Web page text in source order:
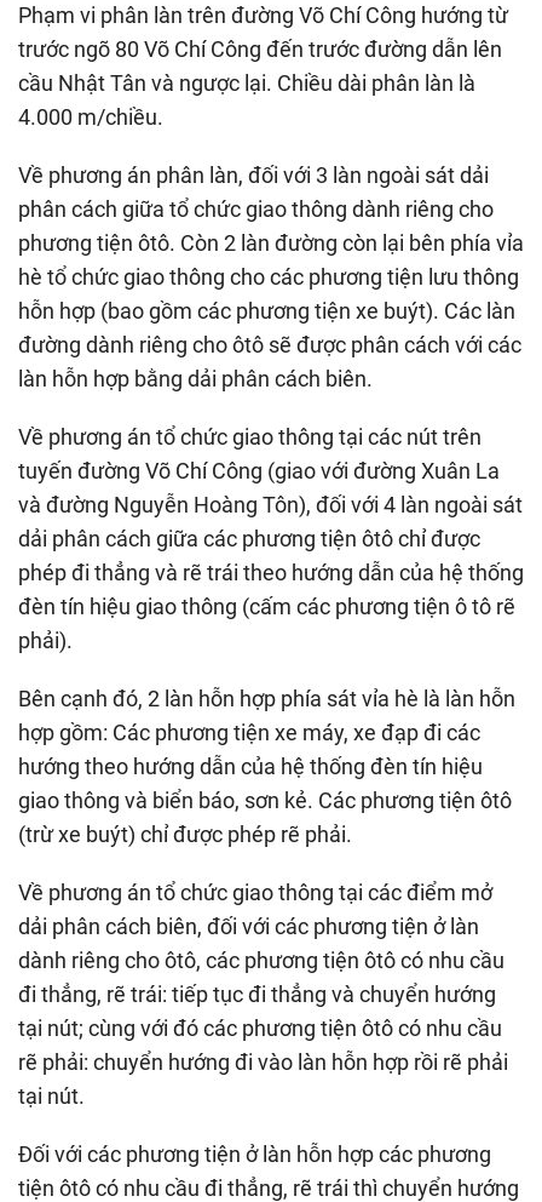
Phạm vi phân làn trên đường Võ Chí Công hướng từ
trước ngõ 80 Võ Chí Công đến trước đường dẫn lên
cầu Nhật Tân và ngược lại. Chiều dài phân làn là
4.000 m/chiều.
Về phương án phân làn, đối với 3 làn ngoài sát dải
phân cách giữa tổ chức giao thông dành riêng cho
phương tiện ôtô. Còn 2 làn đường còn lại bên phía vỉa
hè tổ chức giao thông cho các phương tiện lưu thông
hỗn hợp (bao gồm các phương tiện xe buýt). Các làn
đường dành riêng cho ôtô sẽ được phân cách với các
làn hỗn hợp bằng dải phân cách biên.
Về phương án tổ chức giao thông tại các nút trên
tuyến đường Võ Chí Công (giao với đường Xuân La
và đường Nguyễn Hoàng Tôn), đối với 4 làn ngoài sát
dải phân cách giữa các phương tiện ôtô chỉ được
phép đi thẳng và rẽ trái theo hướng dẫn của hệ thống
đèn tín hiệu giao thông (cấm các phương tiện ô tô rẽ
phải).
Bên cạnh đó, 2 làn hỗn hợp phía sát vỉa hè là làn hỗn
hợp gồm: Các phương tiện xe máy, xe đạp đi các
hướng theo hướng dẫn của hệ thống đèn tín hiệu
giao thông và biển báo, sơn kẻ. Các phương tiện ôtô
(trừ xe buýt) chỉ được phép rẽ phải.
Về phương án tổ chức giao thông tại các điểm mở
dải phân cách biên, đối với các phương tiện ở làn
dành riêng cho ôtô, các phương tiện ôtô có nhu cầu
đi thẳng, rẽ trái: tiếp tục đi thẳng và chuyển hướng
tại nút; cùng với đó các phương tiện ôtô có nhu cầu
rẽ phải: chuyển hướng đi vào làn hỗn hợp rồi rẽ phải
tại nút.
Đối với các phương tiện ở làn hỗn hợp các phương
tiện ôtô có nhu cầu đi thẳng, rẽ trái thì chuyển hướng